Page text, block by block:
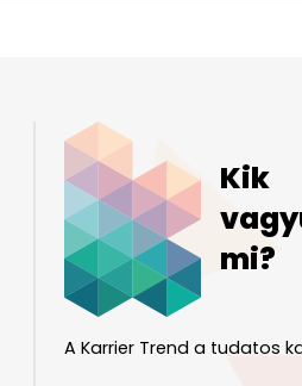
Kik
mi?
A Karrier Trend a tudatos